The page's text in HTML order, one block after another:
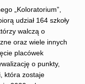
„Koloratorium”,
udział 164 szkoły
walczą o
oraz wiele innych
placówek
o punkty,
która zostaje